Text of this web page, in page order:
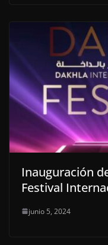
Inauguración
Festival
junio 5, 2024